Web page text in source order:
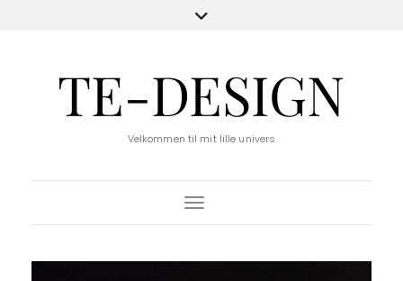
TE-DESIGN
Velkommen til mit lille univers
Toggle Navigation